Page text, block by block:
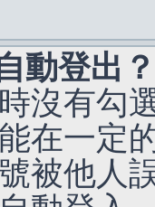
動登出？
沒有勾
在一定
被他人